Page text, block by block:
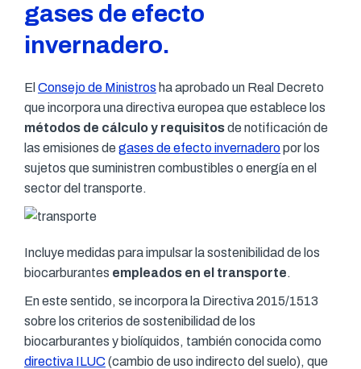
gases de efecto
invernadero.
El Consejo de Ministros ha aprobado un Real Decreto
que incorpora una directiva europea que establece los
métodos de cálculo y requisitosde notificación de
las emisiones de gases de efecto invernaderopor los
sujetos que suministren combustibles o energía en el
sector del transporte.
Incluye medidas para impulsar la sostenibilidad de los
biocarburantes empleados en el transporte.
En este sentido, se incorpora la Directiva 2015/1513
sobre los criterios de sostenibilidad de los
biocarburantes y biolíquidos, también conocida como
directiva ILUC (cambio de uso indirecto del suelo), que